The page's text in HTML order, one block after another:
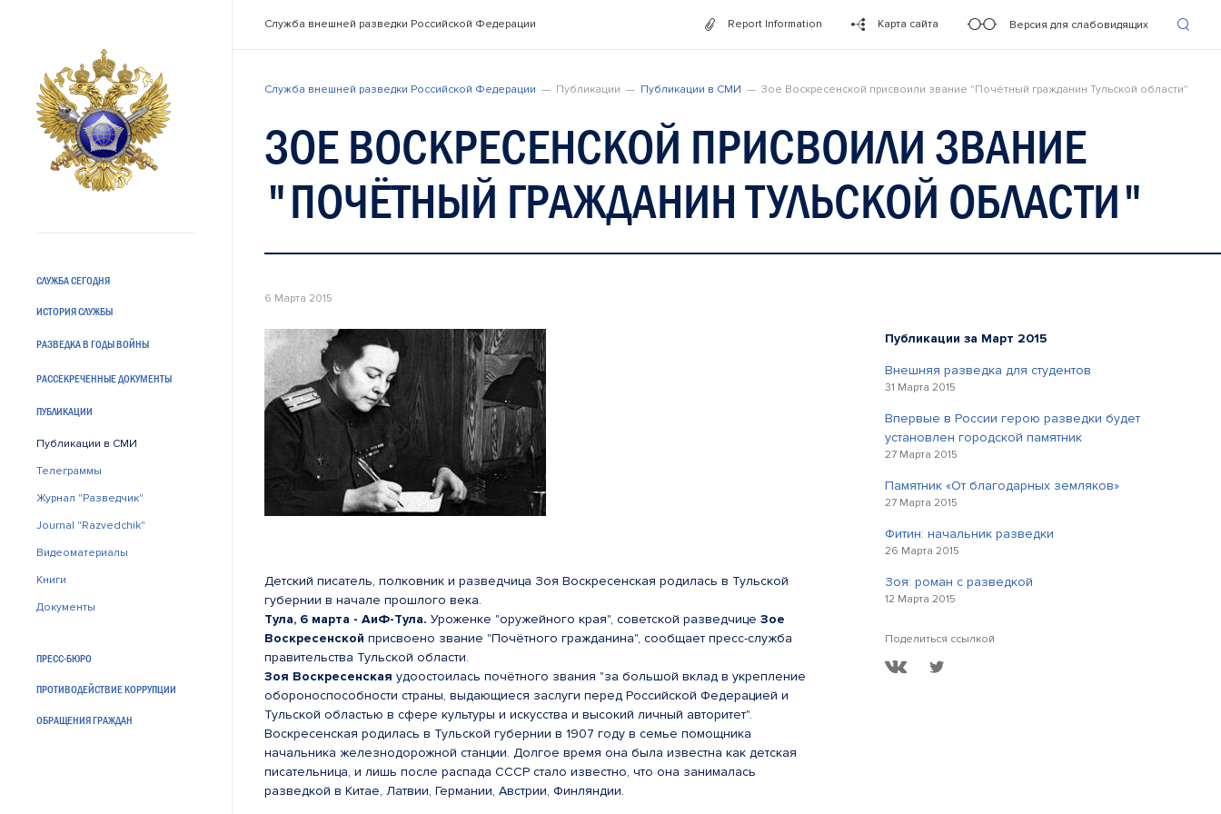
СЛУЖБА СЕГОДНЯ
ИСТОРИЯ СЛУЖБЫ
РАЗВЕДКА В ГОДЫ ВОЙНЫ
РАССЕКРЕЧЕННЫЕ ДОКУМЕНТЫ
ПУБЛИКАЦИИ
Публикации в СМИ
Телеграммы
Журнал "Разведчик"
Journal "Razvedchik"
Видеоматериалы
Книги
Документы
ПРЕСС-БЮРО
ПРОТИВОДЕЙСТВИЕ КОРРУПЦИИ
ОБРАЩЕНИЯ ГРАЖДАН
Служба внешней разведки Российской Федерации Report Information Карта сайта Версия для слабовидящих
Служба внешней разведки Российской Федерации Публикации Публикации в СМИ Зое Воскресенской присвоили звание "Почётный гражданин Тульской области"
ЗОЕ ВОСКРЕСЕНСКОЙ ПРИСВОИЛИ ЗВАНИЕ
"ПОЧЁТНЫЙ ГРАЖДАНИН ТУЛЬСКОЙ ОБЛАСТИ"
6 Марта 2015
Детский писатель, полковник и разведчица Зоя Воскресенская родилась в Тульской
губернии в начале прошлого века.
Тула, 6 марта - АиФ-Тула. Уроженке "оружейного края", советской разведчице Зое
Воскресенской присвоено звание "Почётного гражданина", сообщает пресс-служба
правительства Тульской области.
Зоя Воскресенская удоостоилась почётного звания "за большой вклад в укрепление
обороноспособности страны, выдающиеся заслуги перед Российской Федерацией и
Тульской областью в сфере культуры и искусства и высокий личный авторитет".
Воскресенская родилась в Тульской губернии в 1907 году в семье помощника
начальника железнодорожной станции. Долгое время она была известна как детская
писательница, и лишь после распада СССР стало известно, что она занималась
разведкой в Китае, Латвии, Германии, Австрии, Финляндии.
Публикации за Март 2015
Внешняя разведка для студентов
31 Марта 2015
Впервые в России герою разведки будет
установлен городской памятник
27 Марта 2015
Памятник «От благодарных земляков»
27 Марта 2015
Фитин: начальник разведки
26 Марта 2015
Зоя: роман с разведкой
12 Марта 2015
Поделиться ссылкой